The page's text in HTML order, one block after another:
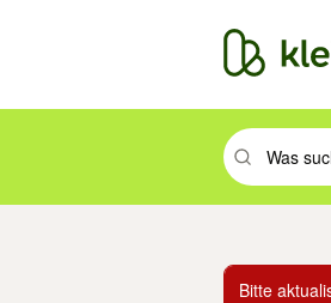
Suchbegriff
Bitte